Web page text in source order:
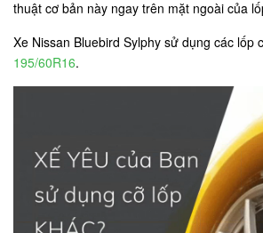
thuật cơ bản này ngay trên mặt ngoài của
Xe Nissan Bluebird Sylphy sử dụng các lốp
195/60R16.